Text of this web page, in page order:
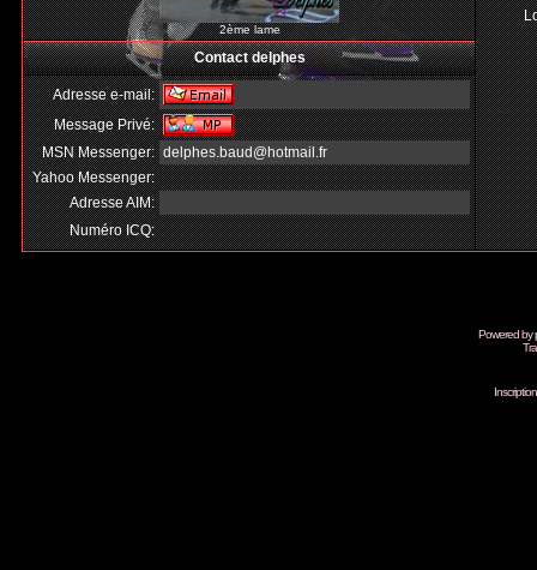
2ème lame
Contact delphes
Adresse e-mail:
Message Privé:
MSN Messenger: delphes.baud@hotmail.fr
Yahoo Messenger:
Adresse AIM:
Numéro ICQ:
Powered by